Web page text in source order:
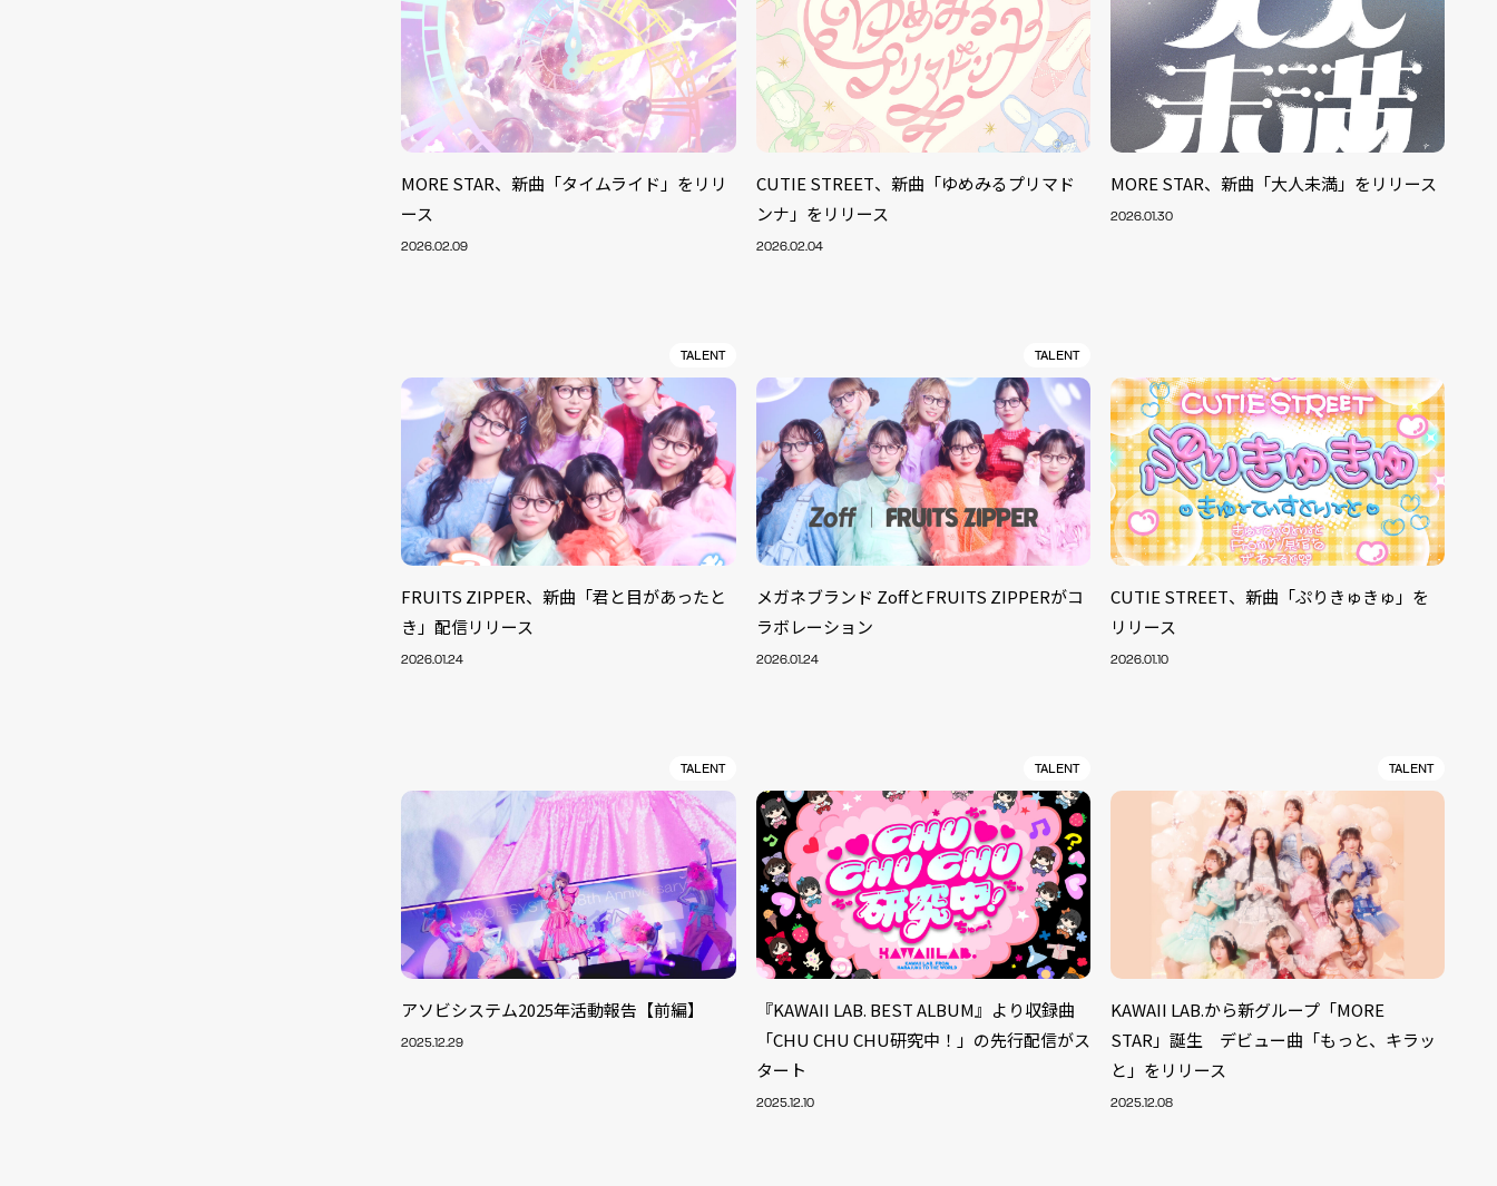
MORE STAR、新曲「タイムライド」をリリ
ース
2026.02.09
CUTIE STREET、新曲「ゆめみるプリマド
ンナ」をリリース
2026.02.04
MORE STAR、新曲「大人未満」をリリース
2026.01.30
TALENT
FRUITS ZIPPER、新曲「君と目があったと
き」配信リリース
2026.01.24
TALENT
メガネブランド ZoffとFRUITS ZIPPERがコ
ラボレーション
2026.01.24
CUTIE STREET、新曲「ぷりきゅきゅ」を
リリース
2026.01.10
TALENT
アソビシステム2025年活動報告【前編】
2025.12.29
TALENT
『KAWAII LAB. BEST ALBUM』より収録曲
「CHU CHU CHU研究中！」の先行配信がス
タート
2025.12.10
TALENT
KAWAII LAB.から新グループ「MORE
STAR」誕生 デビュー曲「もっと、キラッ
と」をリリース
2025.12.08